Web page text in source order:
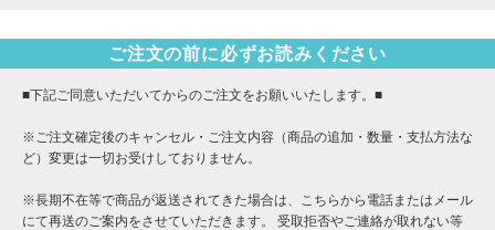
ご注文の前に必ずお読みください
■下記ご同意いただいてからのご注文をお願いいたします。■
※ご注文確定後のキャンセル・ご注文内容（商品の追加・数量・支払方法な
ど）変更は一切お受けしておりません。
※長期不在等で商品が返送されてきた場合は、こちらから電話またはメール
にて再送のご案内をさせていただきます。 受取拒否やご連絡が取れない等